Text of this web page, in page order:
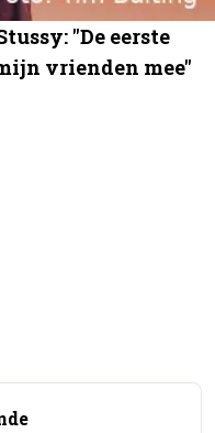
"De eerste
vrienden mee"